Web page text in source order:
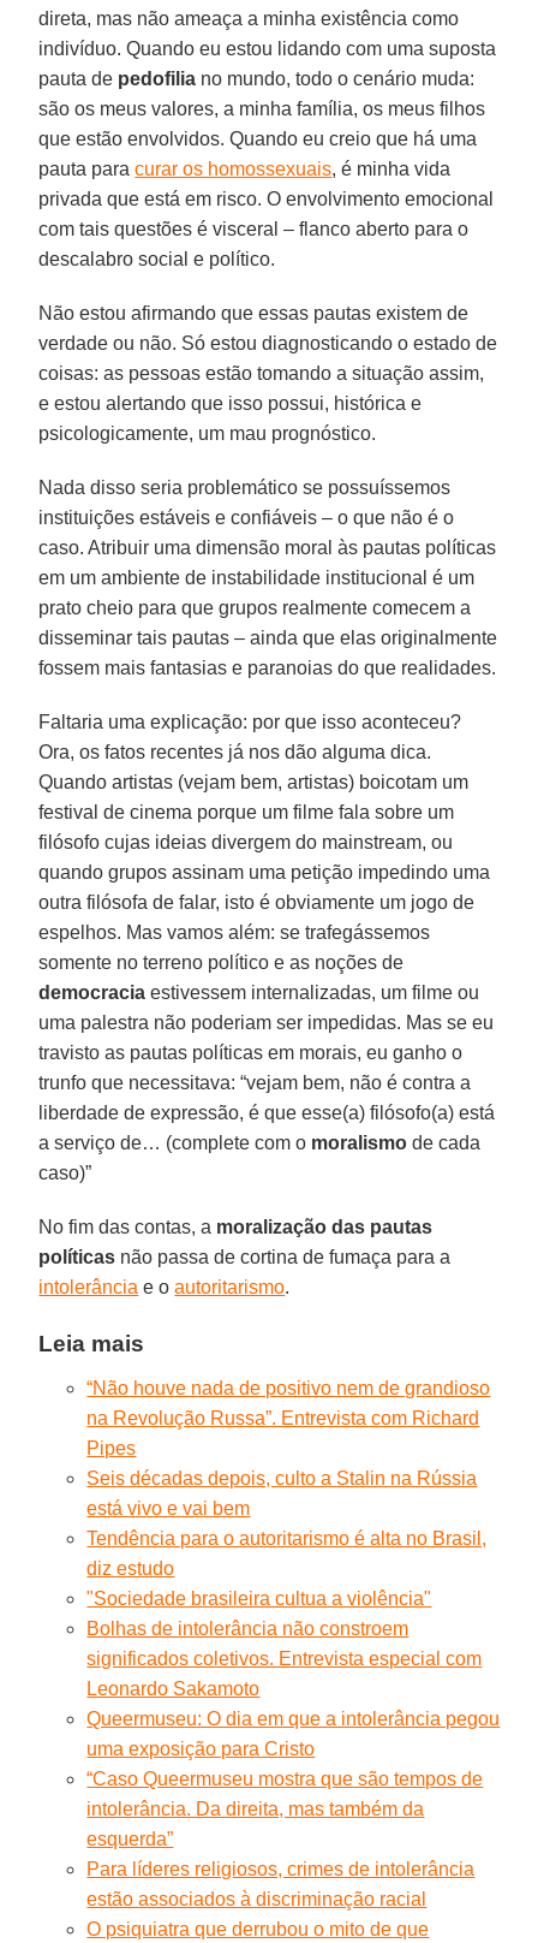
direta, mas não ameaça a minha existência como
indivíduo. Quando eu estou lidando com uma suposta
pauta de pedofilia no mundo, todo o cenário muda:
são os meus valores, a minha família, os meus filhos
que estão envolvidos. Quando eu creio que há uma
pauta paracurar os homossexuais, é minha vida
privada que está em risco. O envolvimento emocional
com tais questões é visceral – flanco aberto para o
descalabro social e político.
Não estou afirmando que essas pautas existem de
verdade ou não. Só estou diagnosticando o estado de
coisas: as pessoas estão tomando a situação assim,
e estou alertando que isso possui, histórica e
psicologicamente, um mau prognóstico.
Nada disso seria problemático se possuíssemos
instituições estáveis e confiáveis – o que não é o
caso. Atribuir uma dimensão moral às pautas políticas
em um ambiente de instabilidade institucional é um
prato cheio para que grupos realmente comecem a
disseminar tais pautas – ainda que elas originalmente
fossem mais fantasias e paranoias do que realidades.
Faltaria uma explicação: por que isso aconteceu?
Ora, os fatos recentes já nos dão alguma dica.
Quando artistas (vejam bem, artistas) boicotam um
festival de cinema porque um filme fala sobre um
filósofo cujas ideias divergem do mainstream, ou
quando grupos assinam uma petição impedindo uma
outra filósofa de falar, isto é obviamente um jogo de
espelhos. Mas vamos além: se trafegássemos
somente no terreno político e as noções de
democracia estivessem internalizadas, um filme ou
uma palestra não poderiam ser impedidas. Mas se eu
travisto as pautas políticas em morais, eu ganho o
trunfo que necessitava: “vejam bem, não é contra a
liberdade de expressão, é que esse(a) filósofo(a) está
a serviço de… (complete com o moralismo de cada
caso)”
No fim das contas, a moralização das pautas
políticas não passa de cortina de fumaça para a
intolerância e oautoritarismo.
Leia mais
“Não houve nada de positivo nem de grandioso
na Revolução Russa”. Entrevista com Richard
Pipes
Seis décadas depois, culto a Stalin na Rússia
está vivo e vai bem
Tendência para o autoritarismo é alta no Brasil,
diz estudo
"Sociedade brasileira cultua a violência"
Bolhas de intolerância não constroem
significados coletivos. Entrevista especial com
Leonardo Sakamoto
Queermuseu: O dia em que a intolerância pegou
uma exposição para Cristo
“Caso Queermuseu mostra que são tempos de
intolerância. Da direita, mas também da
esquerda”
Para líderes religiosos, crimes de intolerância
estão associados à discriminação racial
O psiquiatra que derrubou o mito de que